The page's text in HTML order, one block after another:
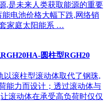
,是未来人类获取能源的重要
电池价格大幅下跌,网络销
家庭太阳能系 …
圆柱型RGH20
以滚柱型滚动体取代了钢珠,
能力而设计；透过滚动体与
滚动体在承受高负荷时仅仅